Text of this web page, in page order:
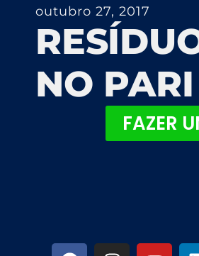
outubro 27, 2017
NO PARI
FAZER